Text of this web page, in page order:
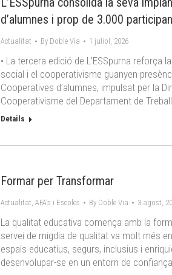
d’alumnes i prop de 3.000
Actualitat By Doble Via 1 juliol, 2026
• La tercera edició de L’ESSpurna reforça
social i el cooperativisme guanyen
Cooperatives d’alumnes, impulsat per la
Cooperativisme del Departament de
Details
Formar per Transformar
Actualitat, AFA's i Escoles By Doble Via 3 agost,
La qualitat educativa comença amb la
servei de migdia de qualitat va molt més
espais educatius, segurs, inclusius i
desenvolupar-se en un entorn de